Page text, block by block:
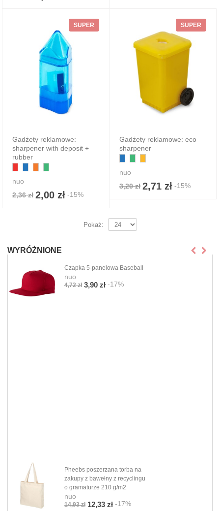
SUPER
Gadżety reklamowe:
sharpener with deposit +
rubber
nuo
2,36 zł 2,00 zł -15%
SUPER
Gadżety reklamowe: eco
sharpener
nuo
3,20 zł 2,71 zł -15%
Pokaż:
WYRÓŻNIONE
Czapka 5-panelowa Baseball
nuo
4,72 zł 3,90 zł -17%
Pheebs poszerzana torba na
zakupy z bawełny z recyclingu
o gramaturze 210 g/m2
nuo
14,93 zł 12,33 zł -17%